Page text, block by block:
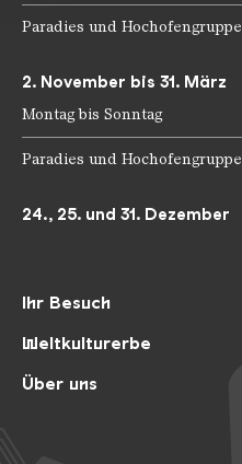
Ihr Besuch
Weltkulturerbe
Über uns
Paradies und Hochofengruppe
2. November bis 31. März
Montag bis Sonntag
Paradies und Hochofengruppe
24., 25. und 31. Dezember